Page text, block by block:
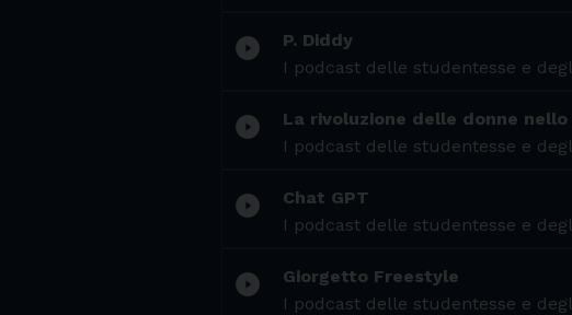
play_circle_filled
P. Diddy
I podcast delle studentesse e
play_circle_filled
La rivoluzione delle donne
I podcast delle studentesse e
play_circle_filled
Chat GPT
I podcast delle studentesse e
play_circle_filled
Giorgetto Freestyle
I podcast delle studentesse e